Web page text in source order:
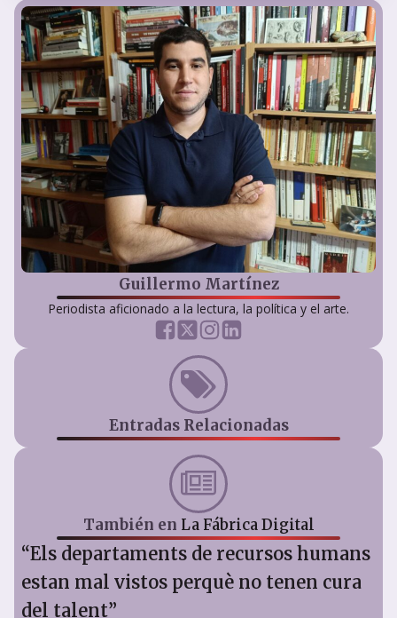
Guillermo Martínez
Periodista aficionado a la lectura, la política y el arte.
Entradas Relacionadas
También en La Fábrica Digital
“Els departaments de recursos humans
estan mal vistos perquè no tenen cura
del talent”